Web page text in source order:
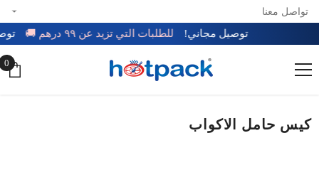
تخطي إلى المحتوى
تواصل معنا
توصيل مجاني! للطلبات التي تزيد عن ٩٩ درهم 🚚
0
0
كيس حامل الاكواب